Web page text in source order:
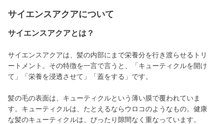
サイエンスアクアについて
サイエンスアクアとは？
サイエンスアクアは、髪の内部にまで栄養分を行き渡らせるトリ
ートメント。その特徴を一言で言うと、「キューティクルを開け
て」「栄養を浸透させて」「蓋をする」です。
髪の毛の表面は、キューティクルという薄い膜で覆われていま
す。キューティクルは、たとえるならウロコのようなもの。健康
な髪のキューティクルは、ぴったり隙間なく重なっています。